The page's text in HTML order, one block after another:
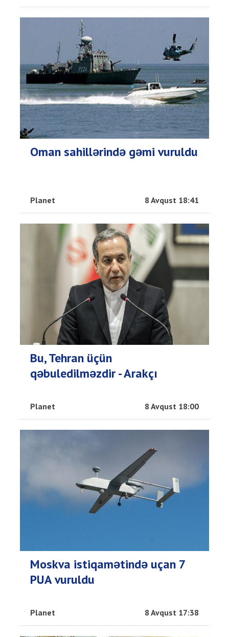
Oman sahillərində gəmi vuruldu
Planet 8 Avqust 18:41
Bu, Tehran üçün
qəbuledilməzdir - Arakçı
Planet 8 Avqust 18:00
Moskva istiqamətində uçan 7
PUA vuruldu
Planet 8 Avqust 17:38